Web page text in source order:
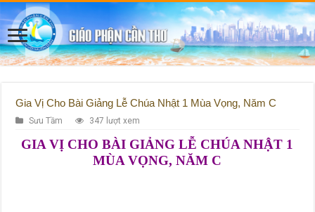
Gia Vị Cho Bài Giảng Lễ Chúa Nhật 1 Mùa Vọng, Năm C
Sưu Tầm 347 lượt xem
GIA VỊ CHO BÀI GIẢNG LỄ CHÚA NHẬT 1
MÙA VỌNG, NĂM C